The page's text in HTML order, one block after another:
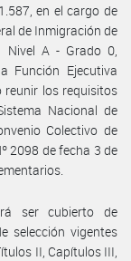
en el cargo de
de Inmigración de
Nivel A - Grado 0,
Función Ejecutiva
reunir los requisitos
Nacional de
Colectivo de
2098 de fecha 3 de
ser cubierto de
selección vigentes
II, Capítulos III,